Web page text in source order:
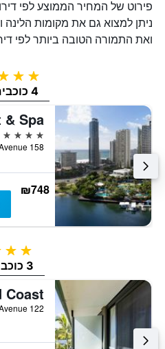
ניתן למצוא גם את מקומות הלינה
ואת התמורה הטובה ביותר לפי
4 כוכבים
4 כוכבים +
5 כוכבים
₪748
3 כוכבים
3 כוכבים